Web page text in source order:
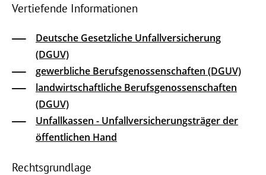
Vertiefende Informationen
Deutsche Gesetzliche Unfallversicherung
(DGUV)
gewerbliche Berufsgenossenschaften (DGUV)
landwirtschaftliche Berufsgenossenschaften
(DGUV)
Unfallkassen - Unfallversicherungsträger der
öffentlichen Hand
Rechtsgrundlage